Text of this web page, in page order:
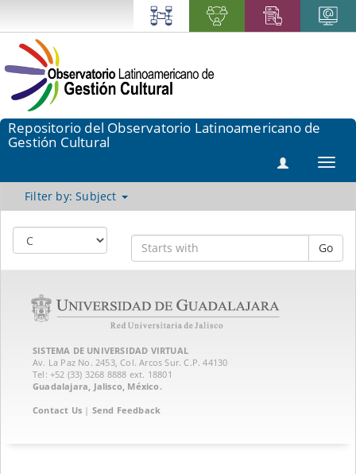
Repositorio del Observatorio Latinoamericano de
Gestión Cultural
Filter by: Subject
Go
SISTEMA DE UNIVERSIDAD VIRTUAL
Av. La Paz No. 2453, Col. Arcos Sur. C.P. 44130
Tel: +52 (33) 3268 8888‏ ext. 18801
Guadalajara, Jalisco, México.
Contact Us | Send Feedback